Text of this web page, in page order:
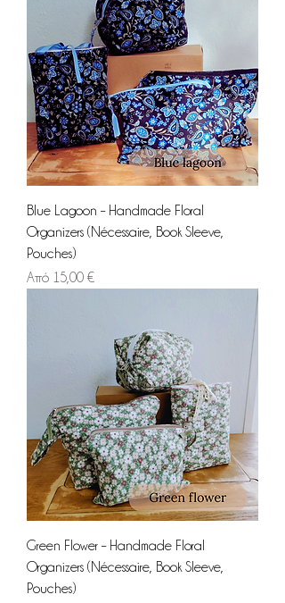
Blue Lagoon – Handmade Floral
Organizers (Nécessaire, Book Sleeve,
Pouches)
Από 15,00 €
Τιμή Έκπτωσης
Green Flower – Handmade Floral
Organizers (Nécessaire, Book Sleeve,
Pouches)